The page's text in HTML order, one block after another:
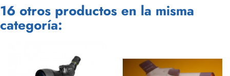
16 otros productos en la misma
categoría: